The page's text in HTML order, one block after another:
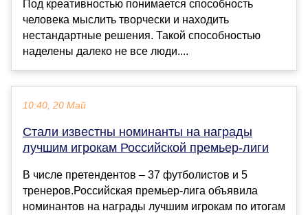
Под креативностью понимается способность
человека мыслить творчески и находить
нестандартные решения. Такой способностью
наделены далеко не все люди....
10:40, 20 Май
Стали известны номинанты на награды
лучшим игрокам Российской премьер-лиги
В числе претендентов – 37 футболистов и 5
тренеров.Российская премьер-лига объявила
номинантов на награды лучшим игрокам по итогам